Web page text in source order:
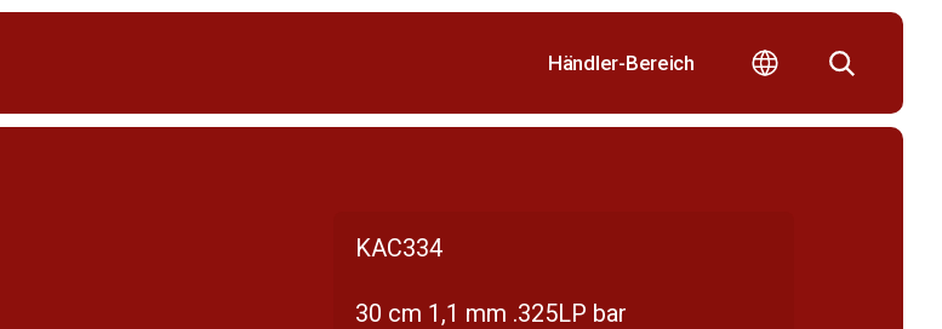
Händler-Bereich
KAC334
30 cm 1,1 mm .325LP bar